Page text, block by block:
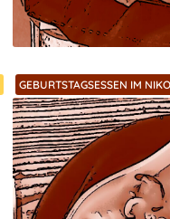
GEBURTSTAGSESSEN IM